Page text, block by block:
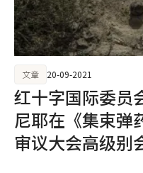
红十字国际委
尼耶在《集束弹
审议大会高级别
文章 20-09-2021